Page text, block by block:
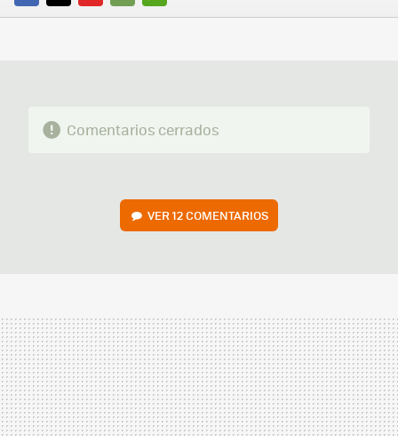
FACEBOOK
TWITTERFLIPBOARD
E-
WHATSAPP
Comentarios cerrados
VER12 COMENTARIOS